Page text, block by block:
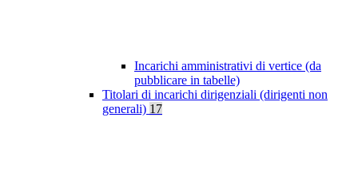
Incarichi amministrativi di vertice (da
pubblicare in tabelle)
Titolari di incarichi dirigenziali (dirigenti non
generali) 17